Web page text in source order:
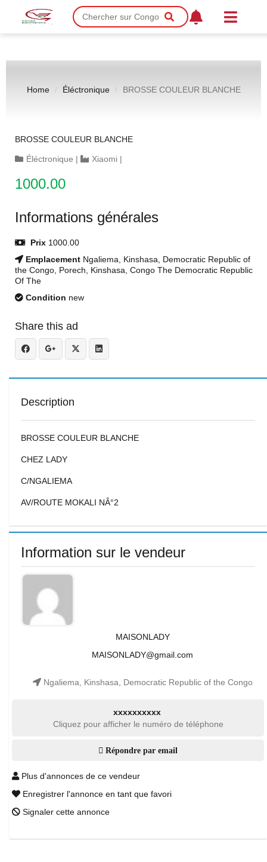
Home Éléctronique BROSSE COULEUR BLANCHE
BROSSE COULEUR BLANCHE
Éléctronique | Xiaomi |
1000.00
Informations générales
Prix 1000.00
Emplacement Ngaliema, Kinshasa, Democratic Republic of
the Congo, Porech, Kinshasa, Congo The Democratic Republic
Of The
Condition new
Share this ad
Description
BROSSE COULEUR BLANCHE
CHEZ LADY
C/NGALIEMA
AV/ROUTE MOKALI NÂ°2
Information sur le vendeur
MAISONLADY
MAISONLADY@gmail.com
Ngaliema, Kinshasa, Democratic Republic of the Congo
xxxxxxxxxx
Cliquez pour afficher le numéro de téléphone
Répondre par email
Plus d'annonces de ce vendeur
Enregistrer l'annonce en tant que favori
Signaler cette annonce